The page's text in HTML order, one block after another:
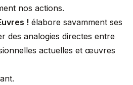
nos actions.
! élabore savamment ses
des analogies directes entre
actuelles et œuvres